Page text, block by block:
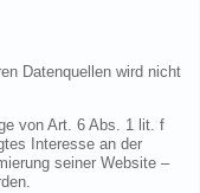
Datenquellen wird nicht
von Art. 6 Abs. 1 lit. f
Interesse an der
seiner Website –